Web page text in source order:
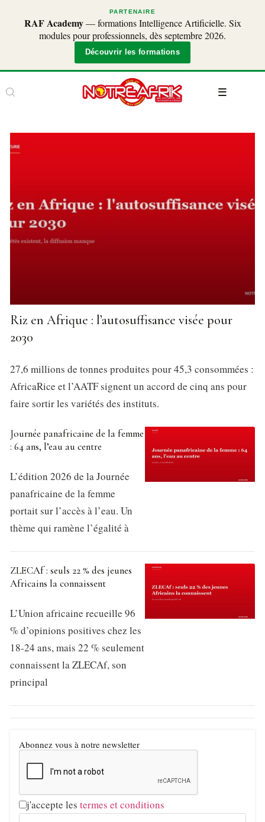
PARTENAIRE
RAF Academy— formations Intelligence Artificielle. Six
modules pour professionnels, dès septembre 2026.
Découvrir les formations
Riz en Afrique : l’autosuffisance visée pour
2030
27,6 millions de tonnes produites pour 45,3 consommées :
AfricaRice et l’AATF signent un accord de cinq ans pour
faire sortir les variétés des instituts.
Journée panafricaine de la femme
: 64 ans, l’eau au centre
L’édition 2026 de la Journée
panafricaine de la femme
portait sur l’accès à l’eau. Un
thème qui ramène l’égalité à
ZLECAf : seuls 22 % des jeunes
Africains la connaissent
L’Union africaine recueille 96
% d’opinions positives chez les
18-24 ans, mais 22 % seulement
connaissent la ZLECAf, son
principal
Abonnez vous à notre newsletter
j'accepte les termes et conditions